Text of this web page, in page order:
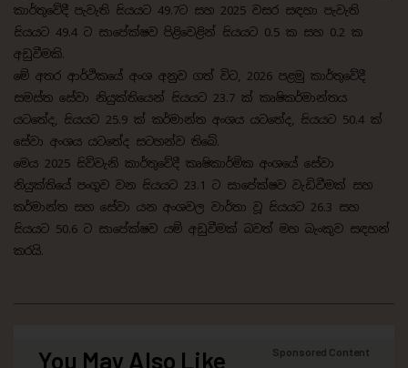
කාර්තුවේදී පැවැති සියයට 49.7ට සහ 2025 වසර සඳහා පැවැති
සියයට 49.4 ට සාපේක්ෂව පිළිවෙළින් සියයට 0.5 ක සහ 0.2 ක
අඩුවීමකි.
මේ අතර ආර්ථිකයේ අංශ අනුව ගත් විට, 2026 පළමු කාර්තුවේදී
සමස්ත සේවා නියුක්තියෙන් සියයට 23.7 ක් කෘෂිකර්මාන්තය
යටතේද, සියයට 25.9 ක් කර්මාන්ත අංශය යටතේද, සියයට 50.4 ක්
සේවා අංශය යටතේද සටහන්ව තිබේ.
මෙය 2025 සිව්වැනි කාර්තුවේදී කෘෂිකාර්මික අංශයේ සේවා
නියුක්තියේ පංගුව වන සියයට 23.1 ට සාපේක්ෂව වැඩිවීමක් සහ
කර්මාන්ත සහ සේවා යන අංශවල වාර්තා වූ සියයට 26.3 සහ
සියයට 50.6 ට සාපේක්ෂව යම් අඩුවීමක් බවත් මහ බැංකුව සඳහන්
කරයි.